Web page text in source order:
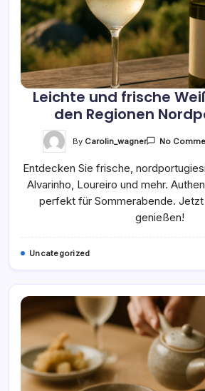
Leichte und frische
den Regionen
By Carolin_wagner No
Entdecken Sie frische,
Alvarinho, Loureiro und mehr.
perfekt für Sommerabende.
genießen!
Uncategorized